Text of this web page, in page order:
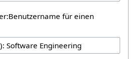
für einen